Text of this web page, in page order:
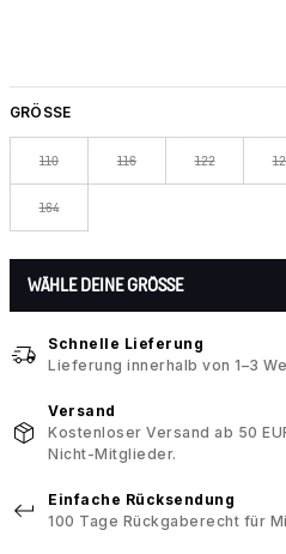
GRÖSSE
110 116 122
164
WÄHLE DEINE GRÖSSE
Schnelle Lieferung
Lieferung innerhalb von 1–3
Versand
Kostenloser Versand ab 50
Nicht-Mitglieder.
Einfache Rücksendung
100 Tage Rückgaberecht für